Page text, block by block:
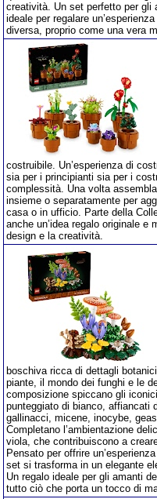
creatività. Un set perfetto per gli
ideale per regalare
diversa, proprio come una vera
costruibile. Un’esperienza di
sia per i principianti sia per i
complessità. Una volta
insieme o separatamente per
casa o in ufficio. Parte della
anche un’idea regalo originale e
design e la creatività.
boschiva ricca di dettagli
piante, il mondo dei funghi e le
composizione spiccano gli
punteggiato di bianco, affiancati
gallinacci, micene, inocybe,
Completano l’ambientazione
viola, che contribuiscono a
Pensato per offrire
set si trasforma in un elegante
Un regalo ideale per gli amanti
tutto ciò che porta un tocco di